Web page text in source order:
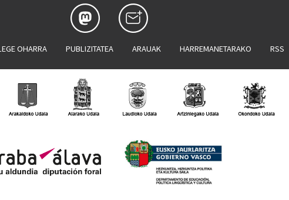
OHARRA PUBLIZITATEA ARAUAK HARREMANETARAKO RSS